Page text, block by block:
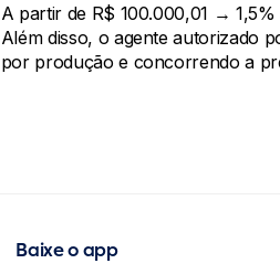
A partir de R$ 100.000,01 →
Além disso, o agente autorizado
por produção e concorrendo a
Baixe o app